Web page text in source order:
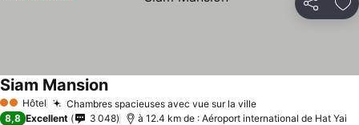
Partager
2 Étoiles
Hôtel Chambres spacieuses avec vue sur la ville
Siam Mansion
8,8 Excellent 3 048 à 12.4 km de : Aéroport international de Hat Yai